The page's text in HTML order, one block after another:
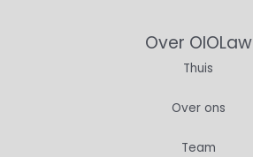
Over OIOLaw
Thuis
Over ons
Team